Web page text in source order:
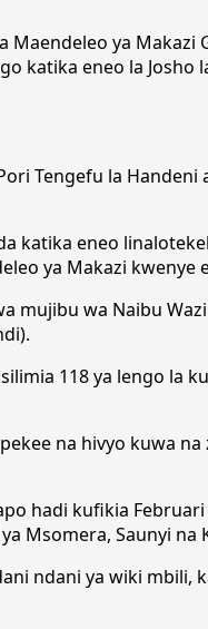
ya
katika eneo la
Tengefu la
katika eneo
ya Makazi
mujibu wa Naibu
118 ya lengo la
na hivyo kuwa
hadi kufikia
Msomera, Saunyi na
ndani ya wiki mbili,